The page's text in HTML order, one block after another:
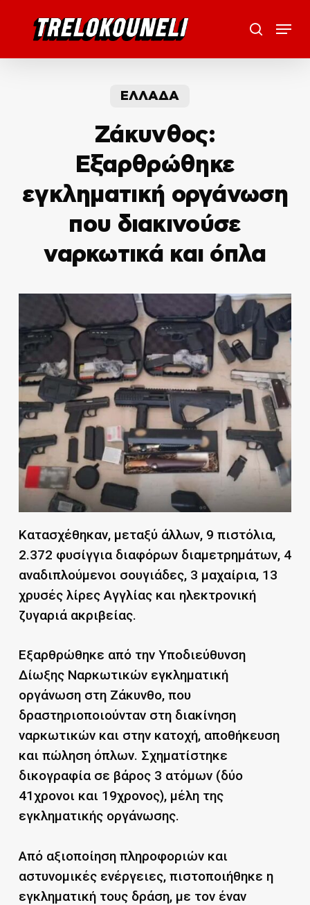
search
Menu
ΕΛΛΑΔΑ
Ζάκυνθος:
Εξαρθρώθηκε
εγκληματική οργάνωση
που διακινούσε
ναρκωτικά και όπλα
Κατασχέθηκαν, μεταξύ άλλων, 9 πιστόλια,
2.372 φυσίγγια διαφόρων διαμετρημάτων, 4
αναδιπλούμενοι σουγιάδες, 3 μαχαίρια, 13
χρυσές λίρες Αγγλίας και ηλεκτρονική
ζυγαριά ακριβείας.
Εξαρθρώθηκε από την Υποδιεύθυνση
Δίωξης Ναρκωτικών εγκληματική
οργάνωση στη Ζάκυνθο, που
δραστηριοποιούνταν στη διακίνηση
ναρκωτικών και στην κατοχή, αποθήκευση
και πώληση όπλων. Σχηματίστηκε
δικογραφία σε βάρος 3 ατόμων (δύο
41χρονοι και 19χρονος), μέλη της
εγκληματικής οργάνωσης.
Από αξιοποίηση πληροφοριών και
αστυνομικές ενέργειες, πιστοποιήθηκε η
εγκληματική τους δράση, με τον έναν